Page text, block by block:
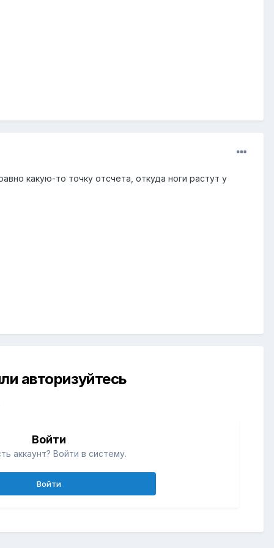
какую-то точку отсчета, откуда ноги растут у
авторизуйтесь
Войти
аккаунт? Войти в систему.
Войти